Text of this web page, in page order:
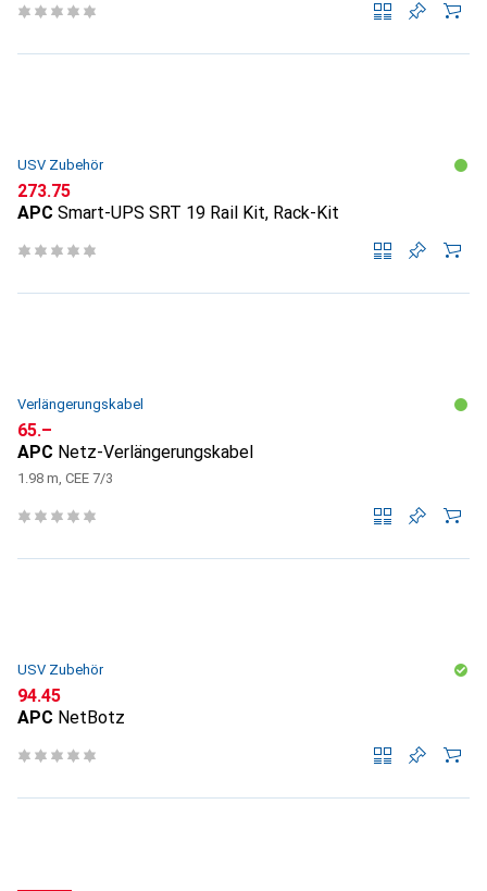
USV Zubehör
CHF
273.75
APC Smart-UPS SRT 19 Rail Kit, Rack-Kit
Verlängerungskabel
CHF
65.–
APC Netz-Verlängerungskabel
1.98 m, CEE 7/3
USV Zubehör
CHF
94.45
APC NetBotz